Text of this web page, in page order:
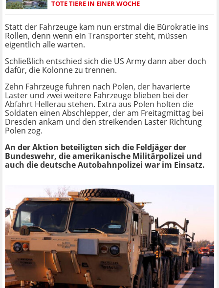
TOTE TIERE IN EINER WOCHE
Statt der Fahrzeuge kam nun erstmal die Bürokratie ins
Rollen, denn wenn ein Transporter steht, müssen
eigentlich alle warten.
Schließlich entschied sich die US Army dann aber doch
dafür, die Kolonne zu trennen.
Zehn Fahrzeuge fuhren nach Polen, der havarierte
Laster und zwei weitere Fahrzeuge blieben bei der
Abfahrt Hellerau stehen. Extra aus Polen holten die
Soldaten einen Abschlepper, der am Freitagmittag bei
Dresden ankam und den streikenden Laster Richtung
Polen zog.
An der Aktion beteiligten sich die Feldjäger der
Bundeswehr, die amerikanische Militärpolizei und
auch die deutsche Autobahnpolizei war im Einsatz.